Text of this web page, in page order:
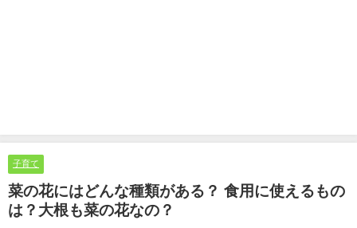
子育て
菜の花にはどんな種類がある？ 食用に使えるもの
は？大根も菜の花なの？